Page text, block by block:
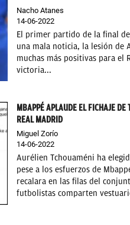
Nacho Atanes
14-06-2022
El primer partido de la final
una mala noticia, la lesión de
muchas más positivas para el
victoria...
MBAPPÉ APLAUDE EL FICHAJE DE
REAL MADRID
Miguel Zorío
14-06-2022
Aurélien Tchouaméni ha
pese a los esfuerzos de
recalara en las filas del
futbolistas comparten